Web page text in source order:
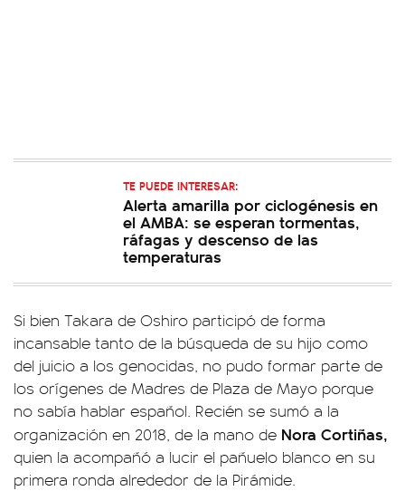
TE PUEDE INTERESAR:
Alerta amarilla por ciclogénesis en
el AMBA: se esperan tormentas,
ráfagas y descenso de las
temperaturas
Si bien Takara de Oshiro participó de forma
incansable tanto de la búsqueda de su hijo como
del juicio a los genocidas, no pudo formar parte de
los orígenes de Madres de Plaza de Mayo porque
no sabía hablar español. Recién se sumó a la
organización en 2018, de la mano de Nora Cortiñas,
quien la acompañó a lucir el pañuelo blanco en su
primera ronda alrededor de la Pirámide.